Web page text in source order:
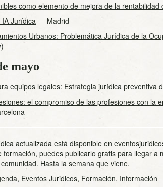
como elemento de mejora de la rentabilidad
Jurídica — Madrid
Urbanos: Problemática Jurídica de la
mayo
equipos legales: Estrategia jurídica preventiva
el compromiso de las profesiones con la
actualizada está disponible en
formación, puedes publicarlo gratis para llegar a
Hasta la semana que viene.
, Eventos Juridicos, Formación, Información